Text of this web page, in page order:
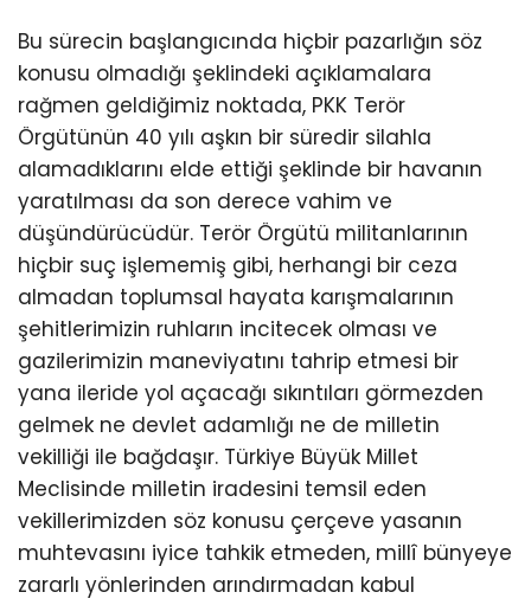
Bu sürecin başlangıcında hiçbir pazarlığın söz
konusu olmadığı şeklindeki açıklamalara
rağmen geldiğimiz noktada, PKK Terör
Örgütünün 40 yılı aşkın bir süredir silahla
alamadıklarını elde ettiği şeklinde bir havanın
yaratılması da son derece vahim ve
düşündürücüdür. Terör Örgütü militanlarının
hiçbir suç işlememiş gibi, herhangi bir ceza
almadan toplumsal hayata karışmalarının
şehitlerimizin ruhların incitecek olması ve
gazilerimizin maneviyatını tahrip etmesi bir
yana ileride yol açacağı sıkıntıları görmezden
gelmek ne devlet adamlığı ne de milletin
vekilliği ile bağdaşır. Türkiye Büyük Millet
Meclisinde milletin iradesini temsil eden
vekillerimizden söz konusu çerçeve yasanın
muhtevasını iyice tahkik etmeden, millî bünyeye
zararlı yönlerinden arındırmadan kabul